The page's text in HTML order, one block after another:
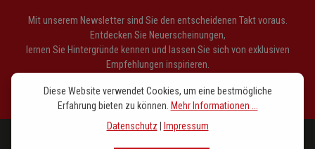
Mit unserem Newsletter sind Sie den entscheidenen Takt voraus.
Entdecken Sie Neuerscheinungen,
lernen Sie Hintergründe kennen und lassen Sie sich von exklusiven
Empfehlungen inspirieren.
Diese Website verwendet Cookies, um eine bestmögliche
Erfahrung bieten zu können. Mehr Informationen ...
Datenschutz | Impressum